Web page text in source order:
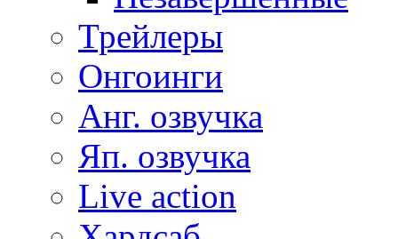
Трейлеры
Онгоинги
Анг. озвучка
Яп. озвучка
Live action